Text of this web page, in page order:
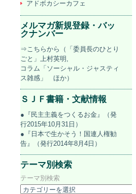
アドボカシーカフェ
メルマガ新規登録・バッ
クナンバー
⇒こちらから（「委員長のひとり
ごと」上村英明,
コラム「ソーシャル・ジャスティ
ス雑感」 ほか）
ＳＪＦ書籍・文献情報
●『民主主義をつくるお金』（発
行2015年10月31日）
●『日本で生かそう！国連人権勧
告』（発行2014年8月4日）
テーマ別検索
テーマ別検索